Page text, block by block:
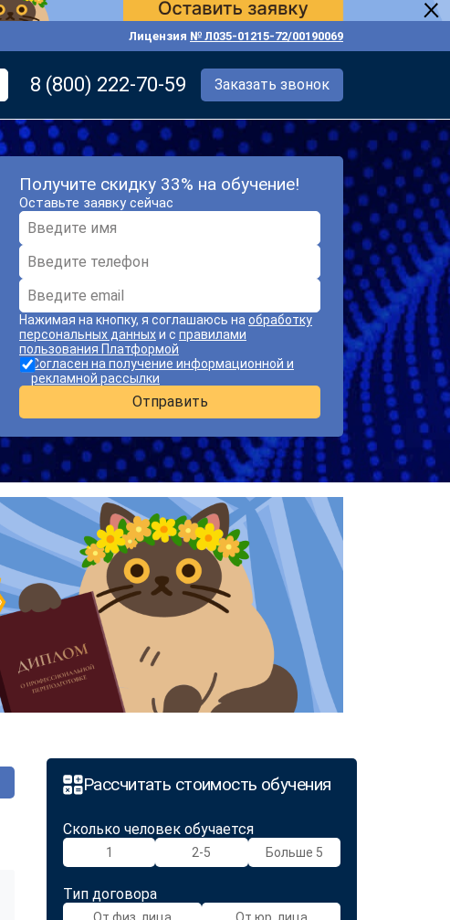
Лицензия № Л035-01215-72/00190069
8 (800) 222-70-59 Заказать звонок
Получите скидку 33% на обучение!
Оставьте заявку сейчас
Нажимая на кнопку, я соглашаюсь на обработку
персональных данныхи с правилами
пользования Платформой
Согласен на получение информационной и
рекламной рассылки
Отправить
Рассчитать стоимость обучения
Сколько человек обучается
1 2-5 Больше 5
Тип договора